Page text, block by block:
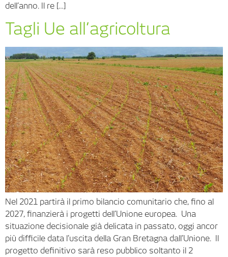
dell’anno. Il re […]
Tagli Ue all’agricoltura
Nel 2021 partirà il primo bilancio comunitario che, fino al
2027, finanzierà i progetti dell’Unione europea. Una
situazione decisionale già delicata in passato, oggi ancor
più difficile data l’uscita della Gran Bretagna dall’Unione. Il
progetto definitivo sarà reso pubblico soltanto il 2